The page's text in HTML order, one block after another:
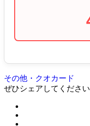
その他・クオカード
ぜひシェアしてください